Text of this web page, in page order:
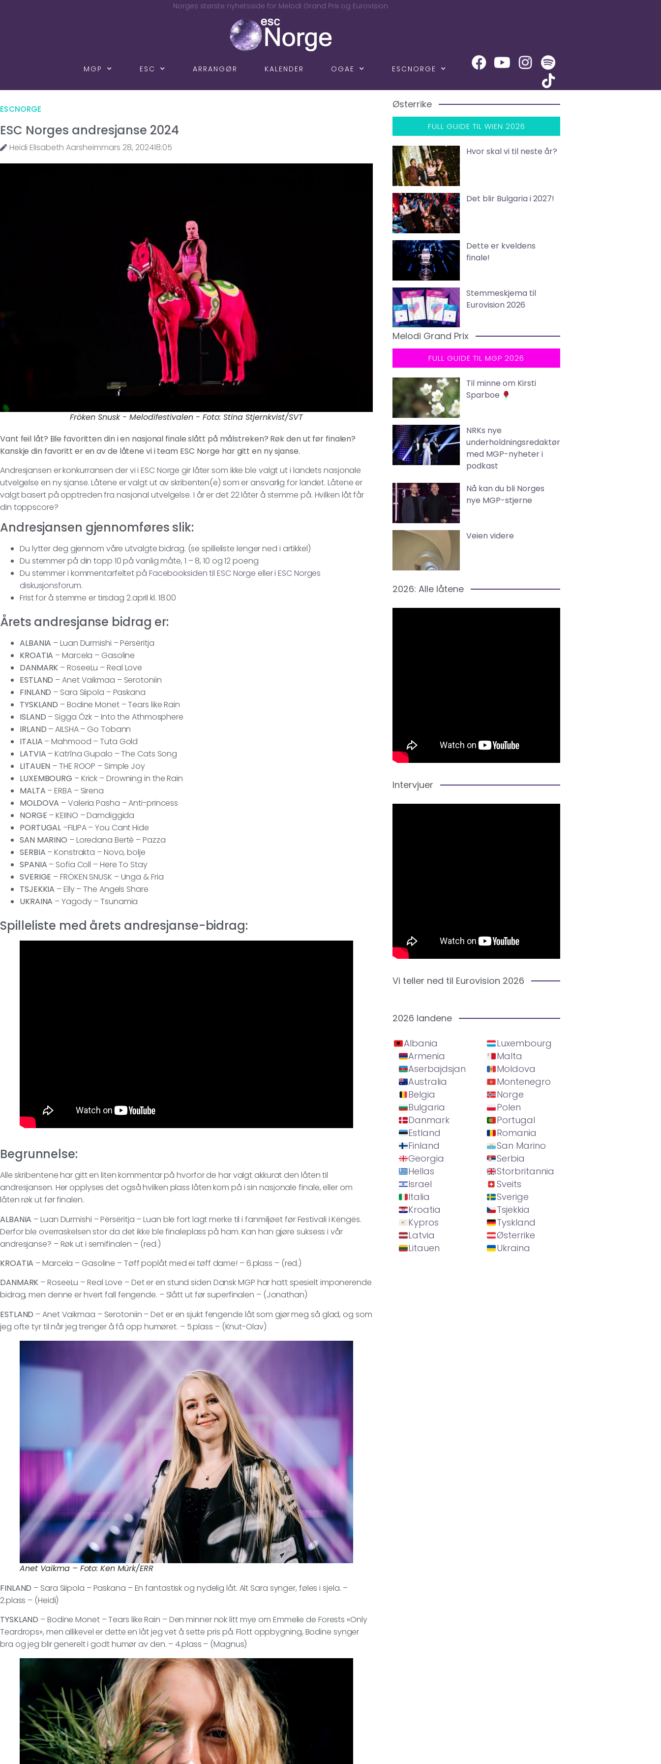
Norges største nyhetsside for Melodi Grand Prix og Eurovision
MGP ESC ARRANGØR KALENDER OGAE ESCNORGE
ESCNORGE
ESC Norges andresjanse 2024
Heidi Elisabeth Aarsheimmars 28, 202418:05
Fröken Snusk - Melodifestivalen - Foto: Stina Stjernkvist/SVT
Vant feil låt? Ble favoritten din i en nasjonal finale slått på målstreken? Røk den ut før finalen?
Kanskje din favoritt er en av de låtene vi i team ESC Norge har gitt en ny sjanse.
Andresjansen er konkurransen der vi i ESC Norge gir låter som ikke ble valgt ut i landets nasjonale
utvelgelse en ny sjanse. Låtene er valgt ut av skribenten(e) som er ansvarlig for landet. Låtene er
valgt basert på opptreden fra nasjonal utvelgelse. I år er det 22 låter å stemme på. Hvilken låt får
din toppscore?
Andresjansen gjennomføres slik:
Du lytter deg gjennom våre utvalgte bidrag. (se spilleliste lenger ned i artikkel)
Du stemmer på din topp 10 på vanlig måte, 1 – 8, 10 og 12 poeng
Du stemmer i kommentarfeltet på Facebooksiden til ESC Norge eller iESC Norges
diskusjonsforum.
Frist for å stemme er tirsdag 2.april kl. 18.00
Årets andresjanse bidrag er:
ALBANIA – Luan Durmishi – Përsëritja
KROATIA – Marcela – Gasoline
DANMARK – RoseeLu – Real Love
ESTLAND – Anet Vaikmaa – Serotoniin
FINLAND – Sara Siipola – Paskana
TYSKLAND – Bodine Monet – Tears like Rain
ISLAND – Sigga Ózk – Into the Athmosphere
IRLAND – AILSHA – Go Tobann
ITALIA – Mahmood – Tuta Gold
LATVIA – Katrīna Gupalo – The Cats Song
LITAUEN – THE ROOP – Simple Joy
LUXEMBOURG – Krick – Drowning in the Rain
MALTA – ERBA – Sirena
MOLDOVA – Valeria Pasha – Anti-princess
NORGE – KEIINO – Damdiggida
PORTUGAL –FILIPA – You Cant Hide
SAN MARINO – Loredana Bertè – Pazza
SERBIA – Konstrakta – Novo, bolje
SPANIA – Sofia Coll – Here To Stay
SVERIGE – FRÖKEN SNUSK – Unga & Fria
TSJEKKIA – Elly – The Angels Share
UKRAINA – Yagody – Tsunamia
Spilleliste med årets andresjanse-bidrag:
Begrunnelse:
Alle skribentene har gitt en liten kommentar på hvorfor de har valgt akkurat den låten til
andresjansen. Her opplyses det også hvilken plass låten kom på i sin nasjonale finale, eller om
låten røk ut før finalen.
ALBANIA – Luan Durmishi – Përsëritja – Luan ble fort lagt merke til i fanmiljøet før Festivali i Këngës.
Derfor ble overraskelsen stor da det ikke ble finaleplass på ham. Kan han gjøre suksess i vår
andresjanse? – Røk ut i semifinalen – (red.)
KROATIA – Marcela – Gasoline – Tøff poplåt med ei tøff dame! – 6.plass – (red.)
DANMARK – RoseeLu – Real Love – Det er en stund siden Dansk MGP har hatt spesielt imponerende
bidrag, men denne er hvert fall fengende. – Slått ut før superfinalen – (Jonathan)
ESTLAND – Anet Vaikmaa – Serotoniin – Det er en sjukt fengende låt som gjør meg så glad, og som
jeg ofte tyr til når jeg trenger å få opp humøret. – 5.plass – (Knut-Olav)
Anet Vaikma – Foto: Ken Mürk/ERR
FINLAND – Sara Siipola – Paskana – En fantastisk og nydelig låt. Alt Sara synger, føles i sjela. –
2.plass – (Heidi)
TYSKLAND – Bodine Monet – Tears like Rain – Den minner nok litt mye om Emmelie de Forests «Only
Teardrops», men allikevel er dette en låt jeg vet å sette pris på. Flott oppbygning, Bodine synger
bra og jeg blir generelt i godt humør av den. – 4.plass – (Magnus)
Østerrike
FULL GUIDE TIL WIEN 2026
Hvor skal vi til neste år?
Det blir Bulgaria i 2027!
Dette er kveldens
finale!
Stemmeskjema til
Eurovision 2026
Melodi Grand Prix
FULL GUIDE TIL MGP 2026
Til minne om Kirsti
Sparboe
NRKs nye
underholdningsredaktør
med MGP-nyheter i
podkast
Nå kan du bli Norges
nye MGP-stjerne
Veien videre
2026: Alle låtene
Intervjuer
Vi teller ned til Eurovision 2026
2026 landene
Albania
Armenia
Aserbajdsjan
Australia
Belgia
Bulgaria
Danmark
Estland
Finland
Georgia
Hellas
Israel
Italia
Kroatia
Kypros
Latvia
Litauen
Luxembourg
Malta
Moldova
Montenegro
Norge
Polen
Portugal
Romania
San Marino
Serbia
Storbritannia
Sveits
Sverige
Tsjekkia
Tyskland
Østerrike
Ukraina